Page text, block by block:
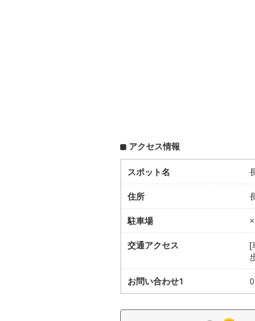
アクセス情報
スポット名
住所
駐車場
交通アクセス
[
お問い合わせ1